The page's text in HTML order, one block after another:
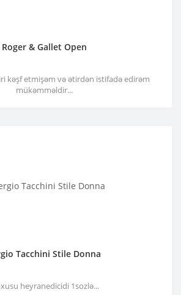
Roger & Gallet Open
kəşf etmişəm və ətirdən istifadə edirəm
mükəmməldir...
Tacchini Stile Donna
heyranedicidi 1sozlə...